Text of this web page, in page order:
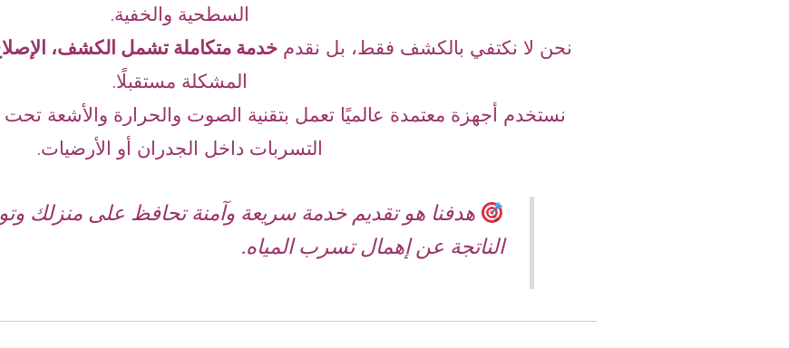
السطحية والخفية.
نحن لا نكتفي بالكشف فقط، بل نقدم خدمة متكاملة تشمل الكشف،
المشكلة مستقبلًا.
نستخدم أجهزة معتمدة عالميًا تعمل بتقنية الصوت والحرارة والأشعة
التسربات داخل الجدران أو الأرضيات.
هدفنا هو تقديم خدمة سريعة وآمنة تحافظ على منزلك
الناتجة عن إهمال تسرب المياه.